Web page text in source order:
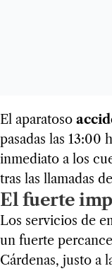
El aparatoso
pasadas las 13:00
inmediato a los
tras las llamadas
El fuerte
Los servicios de
un fuerte
Cárdenas, justo a